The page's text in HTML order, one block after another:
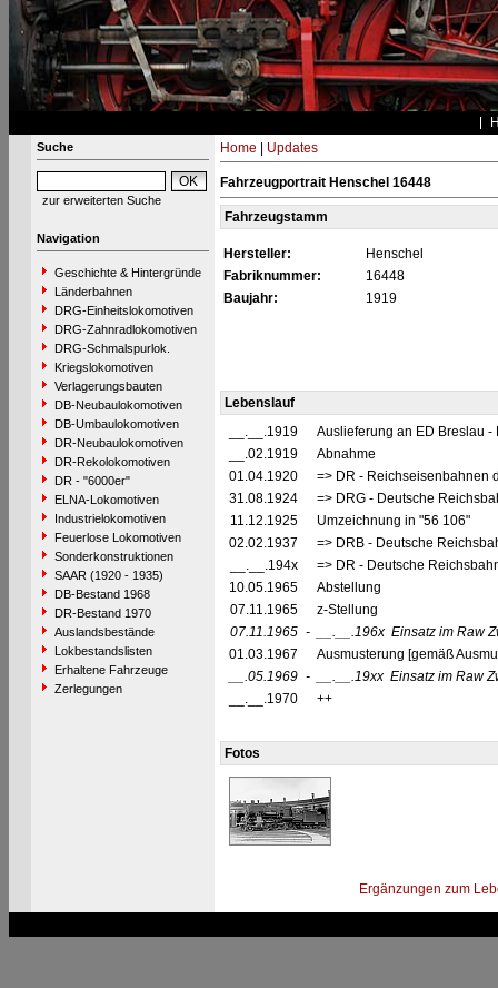
Suche
zur erweiterten Suche
Navigation
Geschichte & Hintergründe
Länderbahnen
DRG-Einheitslokomotiven
DRG-Zahnradlokomotiven
DRG-Schmalspurlok.
Kriegslokomotiven
Verlagerungsbauten
DB-Neubaulokomotiven
DB-Umbaulokomotiven
DR-Neubaulokomotiven
DR-Rekolokomotiven
DR - "6000er"
ELNA-Lokomotiven
Industrielokomotiven
Feuerlose Lokomotiven
Sonderkonstruktionen
SAAR (1920 - 1935)
DB-Bestand 1968
DR-Bestand 1970
Auslandsbestände
Lokbestandslisten
Erhaltene Fahrzeuge
Zerlegungen
Home Updates
Fahrzeugportrait Henschel 16448
Fahrzeugstamm
Hersteller:
Henschel
Fabriknummer:
16448
Baujahr:
1919
Lebenslauf
__.__.1919
Auslieferung an ED Breslau
__.02.1919
Abnahme
01.04.1920
=> DR - Reichseisenbahnen
31.08.1924
=> DRG - Deutsche
11.12.1925
Umzeichnung in "56 106"
02.02.1937
=> DRB - Deutsche
__.__.194x
=> DR - Deutsche
10.05.1965
Abstellung
07.11.1965
z-Stellung
07.11.1965 - __.__.196x Einsatz im Raw
01.03.1967
Ausmusterung [gemäß
__.05.1969 - __.__.19xx Einsatz im Raw
__.__.1970
++
Fotos
Ergänzungen zum